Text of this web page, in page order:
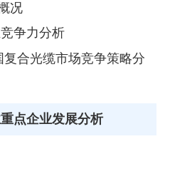
况
争力分析
合光缆市场竞争策略分
点企业发展分析